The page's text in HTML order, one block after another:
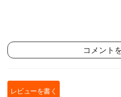
コメント
レビューを書く